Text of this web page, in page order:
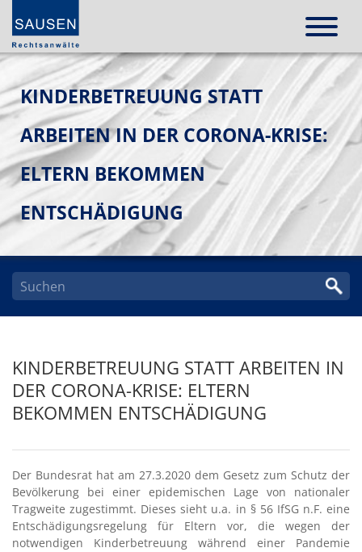
KINDERBETREUUNG STATT
ARBEITEN IN DER CORONA-KRISE:
ELTERN BEKOMMEN
ENTSCHÄDIGUNG
KINDERBETREUUNG STATT ARBEITEN IN
DER CORONA-KRISE: ELTERN
BEKOMMEN ENTSCHÄDIGUNG
Der Bundesrat hat am 27.3.2020 dem Gesetz zum Schutz der
Bevölkerung bei einer epidemischen Lage von nationaler
Tragweite zugestimmt. Dieses sieht u.a. in § 56 IfSG n.F. eine
Entschädigungsregelung für Eltern vor, die wegen der
notwendigen Kinderbetreuung während einer Pandemie